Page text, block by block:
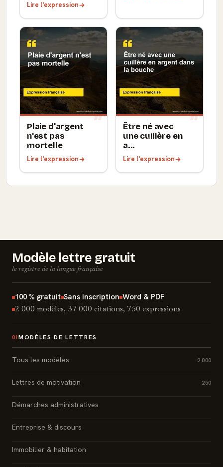
Lire l'expression
Plaie d'argent
n'est pas
mortelle
Lire l'expression
Être né avec
une cuillère en
a...
Lire l'expression
Modèle lettre gratuit
le registre de la langue française
100 % gratuit Sans inscription Word & PDF
2 000 modèles, 37 000 citations, 750 expressions
01 MODÈLES DE LETTRES
Tous les modèles 2 000
Lettres de motivation 250
Démarches administratives
Entreprise & discours
Immobilier & habitation